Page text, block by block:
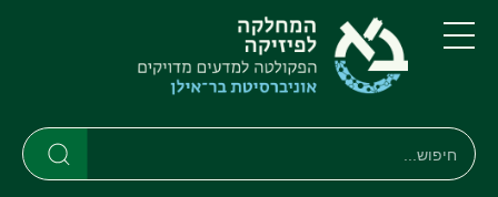
דילוג
לתוכן
העיקרי
דילוג
לתפריט
ניווט
ראשי
תפריט
חיפוש
חיפוש